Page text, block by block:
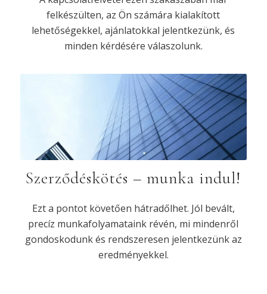
felkészülten, az Ön számára kialakított
lehetőségekkel, ajánlatokkal jelentkezünk, és
minden kérdésére válaszolunk.
Szerződéskötés – munka indul!
Ezt a pontot követően hátradőlhet. Jól bevált,
precíz munkafolyamataink révén, mi mindenről
gondoskodunk és rendszeresen jelentkezünk az
eredményekkel.